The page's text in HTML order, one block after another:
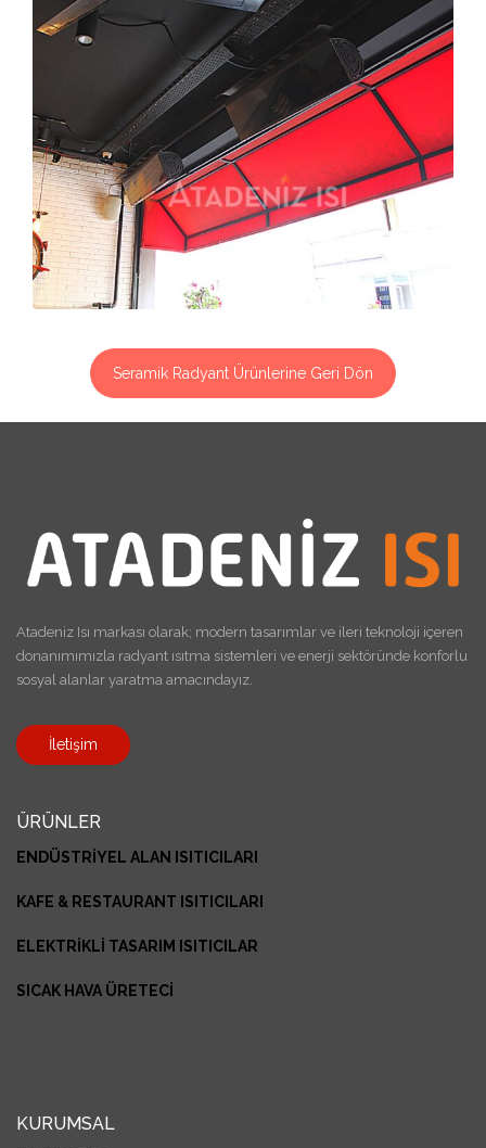
Seramik Radyant Ürünlerine Geri Dön
Atadeniz Isı markası olarak; modern tasarımlar ve ileri teknoloji içeren
donanımımızla radyant ısıtma sistemleri ve enerji sektöründe konforlu
sosyal alanlar yaratma amacındayız.
İletişim
ÜRÜNLER
ENDÜSTRİYEL ALAN ISITICILARI
KAFE & RESTAURANT ISITICILARI
ELEKTRİKLİ TASARIM ISITICILAR
SICAK HAVA ÜRETECİ
KURUMSAL